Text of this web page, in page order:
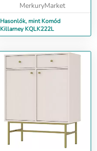
MerkuryMarket
Hasonlók, mint Komód
Killarney KQLK222L